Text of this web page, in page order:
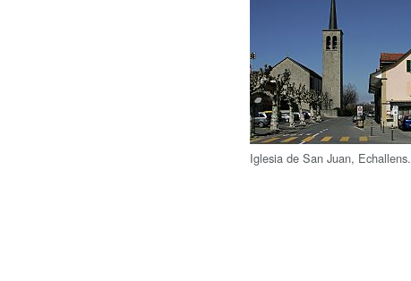
Iglesia de San Juan, Echallens.